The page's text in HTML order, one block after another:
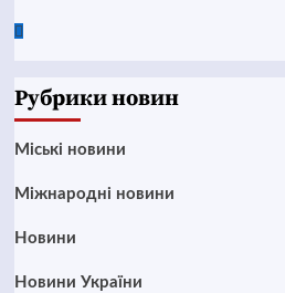
Google
Рубрики новин
Mіські новини
Міжнародні новини
Новини
Новини України